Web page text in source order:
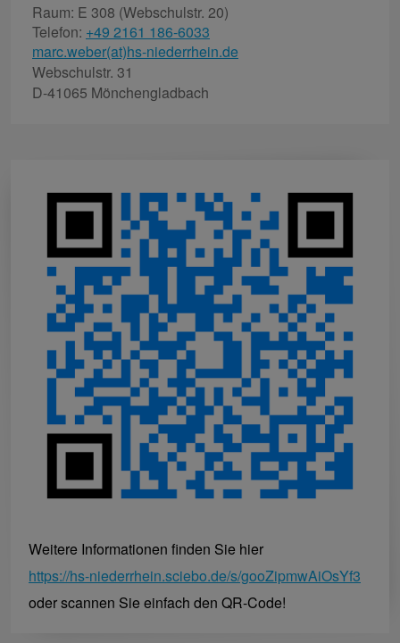
Raum: E 308 (Webschulstr. 20)
Telefon: +49 2161 186-6033
marc.weber(at)hs-niederrhein.de
Webschulstr. 31
D-41065 Mönchengladbach
Weitere Informationen finden Sie hier
https://hs-niederrhein.sciebo.de/s/gooZipmwAiOsYf3
oder scannen Sie einfach den QR-Code!